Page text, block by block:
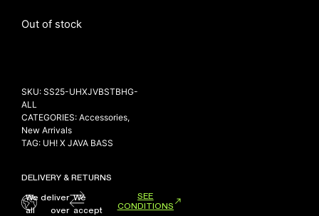
Out of stock
SKU: SS25-UHXJVBSTBHG-
ALL
CATEGORIES: Accessories,
New Arrivals
TAG: UH! X JAVA BASS
DELIVERY & RETURNS
We deliver
all over
We
accept
SEE
CONDITIONS